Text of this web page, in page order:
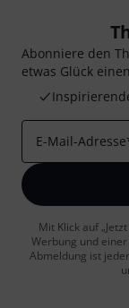
Abonniere den
etwas Glück
E-Mail-Adresse
Mit Klick auf
Werbung und
Abmeldung ist